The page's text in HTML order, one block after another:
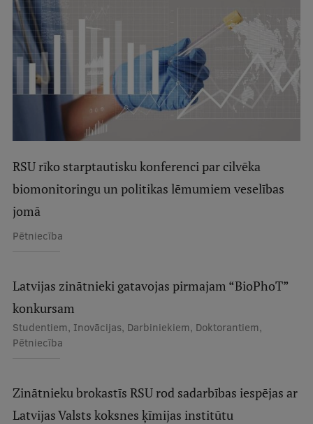
RSU rīko starptautisku konferenci par cilvēka
biomonitoringu un politikas lēmumiem veselības
jomā
Pētniecība
Latvijas zinātnieki gatavojas pirmajam “BioPhoT”
konkursam
Studentiem, Inovācijas, Darbiniekiem, Doktorantiem,
Pētniecība
Zinātnieku brokastīs RSU rod sadarbības iespējas ar
Latvijas Valsts koksnes ķīmijas institūtu